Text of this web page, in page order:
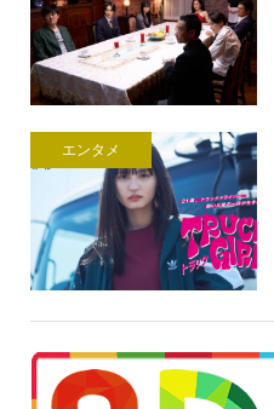
エンタメ